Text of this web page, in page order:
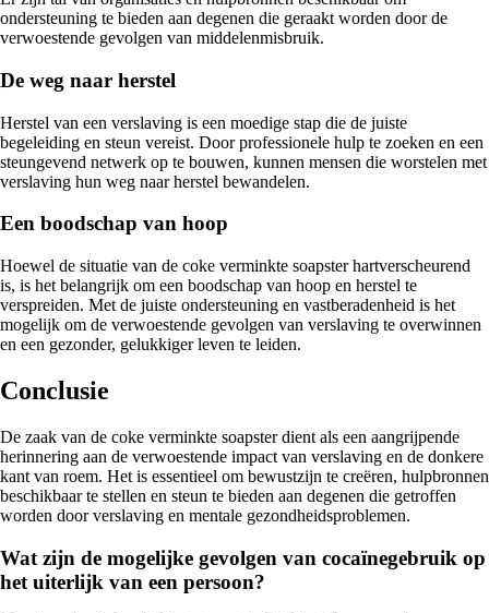
ondersteuning te bieden aan degenen die geraakt worden door de
verwoestende gevolgen van middelenmisbruik.
De weg naar herstel
Herstel van een verslaving is een moedige stap die de juiste
begeleiding en steun vereist. Door professionele hulp te zoeken en een
steungevend netwerk op te bouwen, kunnen mensen die worstelen met
verslaving hun weg naar herstel bewandelen.
Een boodschap van hoop
Hoewel de situatie van de coke verminkte soapster hartverscheurend
is, is het belangrijk om een boodschap van hoop en herstel te
verspreiden. Met de juiste ondersteuning en vastberadenheid is het
mogelijk om de verwoestende gevolgen van verslaving te overwinnen
en een gezonder, gelukkiger leven te leiden.
Conclusie
De zaak van de coke verminkte soapster dient als een aangrijpende
herinnering aan de verwoestende impact van verslaving en de donkere
kant van roem. Het is essentieel om bewustzijn te creëren, hulpbronnen
beschikbaar te stellen en steun te bieden aan degenen die getroffen
worden door verslaving en mentale gezondheidsproblemen.
Wat zijn de mogelijke gevolgen van cocaïnegebruik op
het uiterlijk van een persoon?